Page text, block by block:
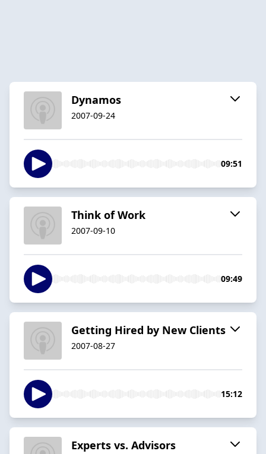
Dynamos
2007-09-24
09:51
Think of Work
2007-09-10
09:49
Getting Hired by New Clients
2007-08-27
15:12
Experts vs. Advisors